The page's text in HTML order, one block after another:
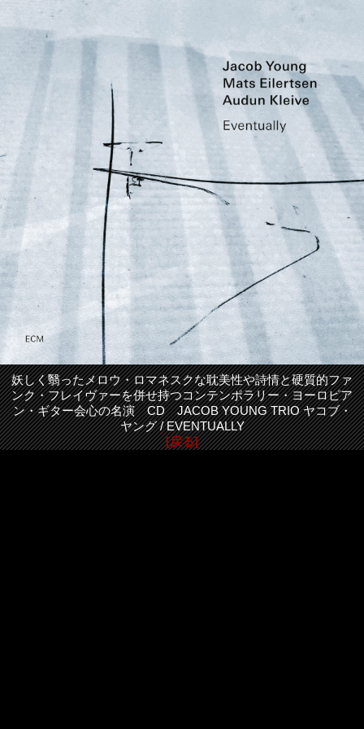
妖しく翳ったメロウ・ロマネスクな耽美性や詩情と硬質的ファ
ンク・フレイヴァーを併せ持つコンテンポラリー・ヨーロピア
ン・ギター会心の名演 CD JACOB YOUNG TRIO ヤコブ・
ヤング / EVENTUALLY
[戻る]